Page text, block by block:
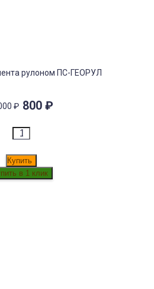
рулоном ПС-ГЕОРУЛ
₽ 800 ₽
Купить